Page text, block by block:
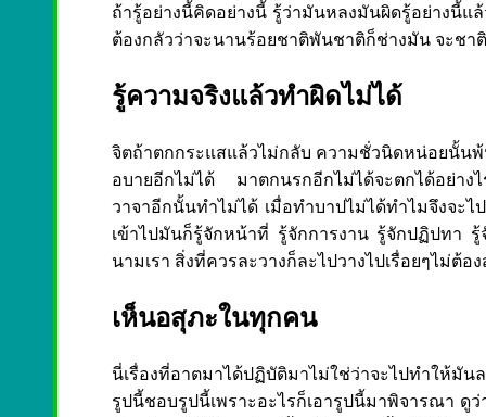
ถ้ารู้อย่างนี้คิดอย่างนี้ รู้ว่ามันหลงมันผิดรู้อย่างนี้แ
ต้องกลัวว่าจะนานร้อยชาติพันชาติก็ช่างมัน จะช
รู้ความจริงแล้วทำผิดไม่ได้
จิตถ้าตกกระแสแล้วไม่กลับ ความชั่วนิดหน่อยนั้น
อบายอีกไม่ได้ มาตกนรกอีกไม่ได้จะตกได้อย่าง
วาจาอีกนั้นทำไม่ได้ เมื่อทำบาปไม่ได้ทำไมจึงจะ
เข้าไปมันก็รู้จักหน้าที่ รู้จักการงาน รู้จักปฏิปทา รู้
นามเรา สิ่งที่ควรละวางก็ละไปวางไปเรื่อยๆไม่ต้อง
เห็นอสุภะในทุกคน
นี่เรื่องที่อาตมาได้ปฏิบัติมาไม่ใช่ว่าจะไปทำให้มั
รูปนี้ชอบรูปนี้เพราะอะไรก็เอารูปนี้มาพิจารณา